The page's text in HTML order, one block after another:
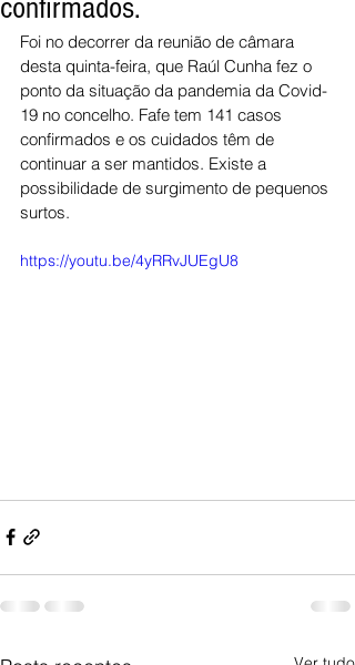
confirmados.
Foi no decorrer da reunião de câmara
desta quinta-feira, que Raúl Cunha fez o
ponto da situação da pandemia da Covid-
19 no concelho. Fafe tem 141 casos
confirmados e os cuidados têm de
continuar a ser mantidos. Existe a
possibilidade de surgimento de pequenos
surtos.
https://youtu.be/4yRRvJUEgU8